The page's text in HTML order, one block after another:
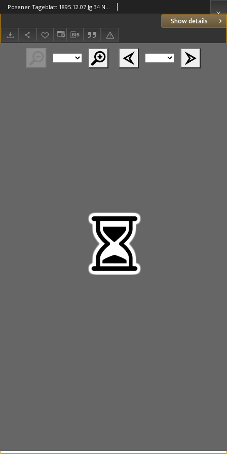
Show details
Posener Tageblatt 1895.12.07 Jg.34 Nr573